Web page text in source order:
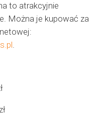
to atrakcyjnie
Można je kupować za
.